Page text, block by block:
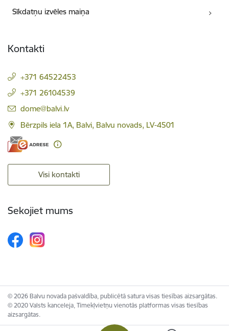
Sīkdatņu izvēles maiņa
Kontakti
+371 64522453
+371 26104539
E-pasts:
dome@balvi.lv
Bērzpils iela 1A, Balvi, Balvu novads, LV-4501
Visi kontakti
Sekojiet mums
© 2026 Balvu novada pašvaldība, publicētā satura visas tiesības aizsargātas.
© 2020 Valsts kanceleja, Tīmekļvietņu vienotās platformas visas tiesības
aizsargātas.